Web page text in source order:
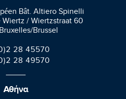
Bât. Altiero Spinelli
Wiertz / Wiertzstraat 60
Brussel
28 45570
28 49570
Αθήνα